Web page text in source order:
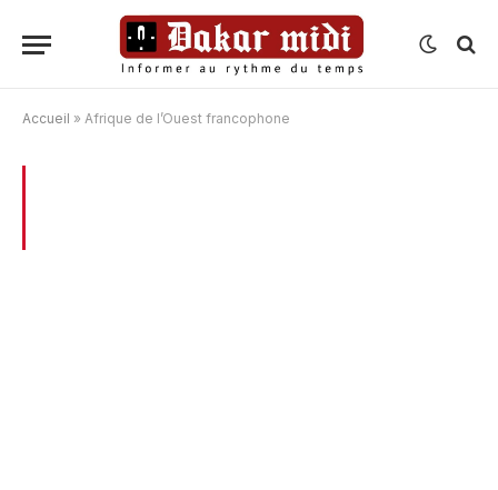
Accueil » Afrique de l’Ouest francophone